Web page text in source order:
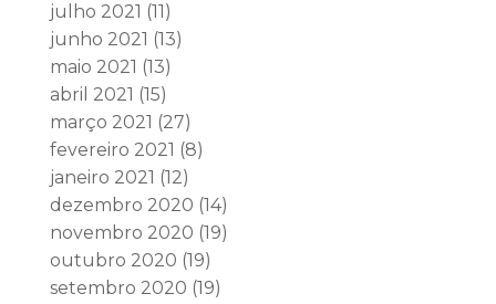
julho 2021 (11)
junho 2021 (13)
maio 2021 (13)
abril 2021 (15)
março 2021 (27)
fevereiro 2021 (8)
janeiro 2021 (12)
dezembro 2020 (14)
novembro 2020 (19)
outubro 2020 (19)
setembro 2020 (19)